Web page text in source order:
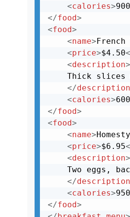
<calories>900
</food>
<food>
<name> French
<price>$4.50
<description>
Thick slices
</description
<calories>600
</food>
<food>
<name>
<price>$6.95
<description>
Two eggs,
</description
<calories>950
</food>